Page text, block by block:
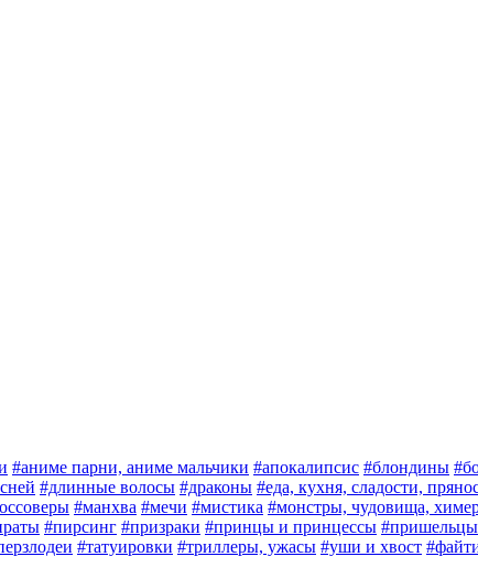
#аниме парни, аниме мальчики #апокалипсис #блондины
#длинные волосы #драконы #еда, кухня, сладости,
#манхва #мечи #мистика #монстры, чудовища,
#пирсинг #призраки #принцы и принцессы #пришельцы
#татуировки #триллеры, ужасы #уши и хвост